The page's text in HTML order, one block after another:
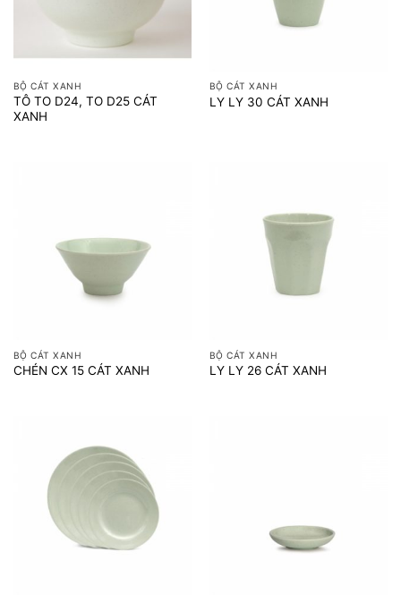
BỘ CÁT XANH
TÔ TO D24, TO D25 CÁT
XANH
BỘ CÁT XANH
LY LY 30 CÁT XANH
BỘ CÁT XANH
CHÉN CX 15 CÁT XANH
BỘ CÁT XANH
LY LY 26 CÁT XANH